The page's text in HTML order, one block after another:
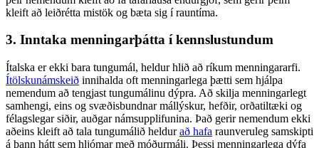
kleift að leiðrétta mistök og bæta sig í rauntíma.
3. Inntaka menningarþátta í kennslustundum
Ítalska er ekki bara tungumál, heldur hlið að ríkum menningararfi.
Ítölskunámskeið innihalda oft menningarlega þætti sem hjálpa
nemendum að tengjast tungumálinu dýpra. Að skilja menningarlegt
samhengi, eins og svæðisbundnar mállýskur, hefðir, orðatiltæki og
félagslegar siðir, auðgar námsupplifunina. Það gerir nemendum ekki
aðeins kleift að tala tungumálið heldurað hafa raunveruleg samskipti
á þann hátt sem hljómar með móðurmáli. Þessi menningarlega dýfa